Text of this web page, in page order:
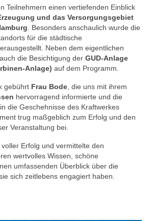
Teilnehmern einen vertiefenden Einblick
und das Versorgungsgebiet
. Besonders anschaulich wurde die
für die städtische
Neben dem eigentlichen
die Besichtigung der GUD-Anlage
Anlage) auf dem Programm.
gebührt Frau Bode , die uns mit ihrem
hervorragend informierte und die
die Geschehnisse des Kraftwerkes
trug maßgeblich zum Erfolg und den
Veranstaltung bei.
Erfolg und vermittelte den
wertvolles Wissen, schöne
umfassenden Überblick über die
sich zeitlebens engagiert haben.